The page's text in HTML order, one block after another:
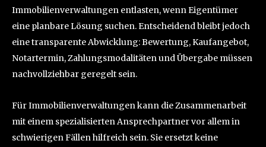
Immobilienverwaltungen entlasten, wenn Eigentümer
eine planbare Lösung suchen. Entscheidend bleibt jedoch
eine transparente Abwicklung: Bewertung, Kaufangebot,
Notartermin, Zahlungsmodalitäten und Übergabe müssen
nachvollziehbar geregelt sein.
Für Immobilienverwaltungen kann die Zusammenarbeit
mit einem spezialisierten Ansprechpartner vor allem in
schwierigen Fällen hilfreich sein. Sie ersetzt keine